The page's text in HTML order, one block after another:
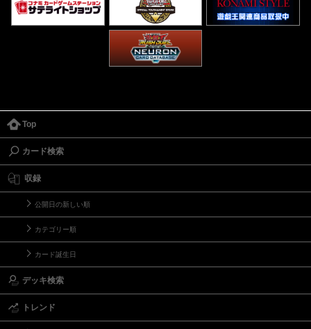
Top
カード検索
収録
公開日の新しい順
カテゴリー順
カード誕生日
デッキ検索
トレンド